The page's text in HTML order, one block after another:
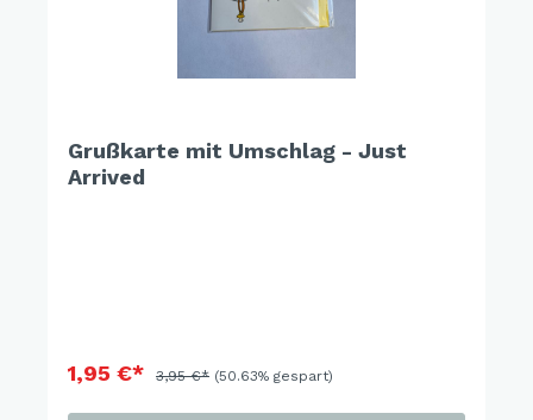
Grußkarte mit Umschlag - Just
Arrived
1,95 €* 3,95 €* (50.63% gespart)